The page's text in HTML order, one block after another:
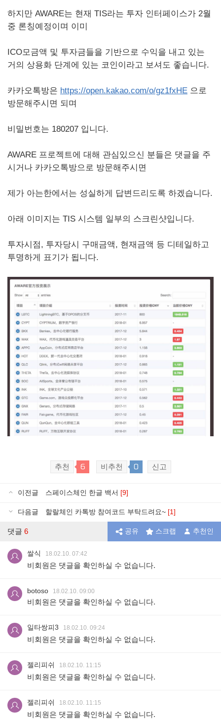
하지만 AWARE는 현재 TIS라는 투자 인터페이스가 2월
중 론칭예정이며 이미
ICO모금액 및 투자금들을 기반으로 수익을 내고 있는
거의 상용화 단계에 있는 코인이라고 보셔도 좋습니다.
카카오톡방은 https://open.kakao.com/o/gz1fxHE 으로
방문해주시면 되며
비밀번호는 180207 입니다.
AWARE 프로젝트에 대해 관심있으신 분들은 댓글을 주
시거나 카카오톡방으로 방문해주시면
제가 아는한에서는 성실하게 답변드리도록 하겠습니다.
아래 이미지는 TIS 시스템 일부의 스크린샷입니다.
투자시점, 투자당시 구매금액, 현재금액 등 디테일하고
투명하게 표기가 됩니다.
추천 6 비추천 0 신고
이전글 스페이스체인 한글 백서 [9]
다음글 할랄체인 카톡방 참여코드 부탁드려요~ [1]
댓글 6 공유 스크랩 추천인
쌀식 18.02.10. 07:42
비회원은 댓글을 확인하실 수 없습니다.
botoso 18.02.10. 09:00
비회원은 댓글을 확인하실 수 없습니다.
일타쌍피3 18.02.10. 09:24
비회원은 댓글을 확인하실 수 없습니다.
젤리피쉬 18.02.10. 11:15
비회원은 댓글을 확인하실 수 없습니다.
젤리피쉬 18.02.10. 11:15
비회원은 댓글을 확인하실 수 없습니다.